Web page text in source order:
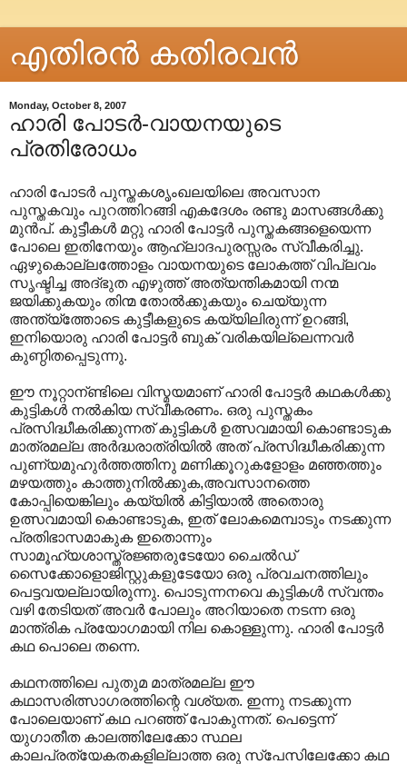
എതിരന്‍ കതിരവന്‍
Monday, October 8, 2007
ഹാരി പോടര്‍-വായനയുടെ
പ്രതിരോധം
ഹാരി പോടര്‍ പുസ്തകശൃംഖലയിലെ അവസാന
പുസ്തകവും പുറത്തിറങ്ങി എകദേശം രണ്ടു മാസങ്ങള്‍ക്കു
മുന്‍പ്. കുട്ടീകള്‍ മറ്റു ഹാരി പോട്ടര്‍ പുസ്തകങ്ങളെയെന്ന
പോലെ ഇതിനേയും ആഹ്ലാദപുരസ്സരം സ്വീകരിച്ചു.
ഏഴുകൊല്ലത്തോളം വായനയുടെ ലോകത്ത് വിപ്ലവം
സൃഷ്ടിച്ച അദ്ഭുത എഴുത്ത് അത്യന്തികമായി നന്മ
ജയിക്കുകയും തിന്മ തോല്‍ക്കുകയും ചെയ്യുന്ന
അന്ത്യ്ത്തോടെ കുട്ടീകളുടെ കയ്യിലിരുന്ന് ഉറങ്ങി,
ഇനിയൊരു ഹാരി പോട്ടര്‍ ബുക് വരികയില്ലെന്നവര്‍
കുണ്ഠിതപ്പെടുന്നു.
ഈ നൂറ്റാന്ണ്ടിലെ വിസ്മയമാണ് ഹാ‍രി പോട്ടര്‍ കഥകള്‍‍ക്കു
കുട്ടികള്‍ നല്‍കിയ സ്വീകരണം. ഒരു പുസ്തകം
പ്രസിദ്ധീകരിക്കുന്നത് കുട്ടികള്‍ ഉത്സവമായി കൊണ്ടാടുക
മാത്രമല്ല അര്‍ദ്ധരാത്രിയില്‍ അത് പ്രസിദ്ധീകരിക്കുന്ന
പുണ്യമുഹുര്‍ത്തത്തിനു മണിക്കൂറുകളോളം മഞ്ഞത്തും
മഴയത്തും കാത്തുനില്‍ക്കുക,അവസാനത്തെ
കോപ്പിയെങ്കിലും കയ്യില്‍ കിട്ടിയാല്‍ അതൊരു
ഉത്സവമായി കൊണ്ടാടുക, ഇത് ലോകമെമ്പാടും നടക്കുന്ന
പ്രതിഭാസമാകുക ഇതൊന്നും
സാമൂഹ്യശാസ്ത്രജ്ഞരുടേയോ ചൈല്‍ഡ്
സൈക്കോളൊജിസ്റ്റുകളുടേയോ ഒരു പ്രവചനത്തിലും
പെട്ടവയല്ലായിരുന്നു. പൊടുന്നനവെ കുട്ടികള്‍ സ്വന്തം
വഴി തേടിയത് അവര്‍ പോലും അറിയാതെ നടന്ന ഒരു
മാന്ത്രിക പ്രയോഗമായി നില കൊള്ളുന്നു. ഹാരി പോട്ടര്‍
കഥ പൊലെ തന്നെ.
കഥനത്തിലെ പുതുമ മാത്രമല്ല ഈ
കഥാസരിത്സാഗരത്തിന്റെ വശ്യത. ഇന്നു നടക്കുന്ന
പോലെയാണ് കഥ പറഞ്ഞ് പോകുന്നത്. പെട്ടെന്ന്
യുഗാതീത കാലത്തിലേക്കോ സ്ഥല
കാലപ്രത്യേകതകളില്ലാത്ത ഒരു സ്പേസിലേക്കോ കഥ